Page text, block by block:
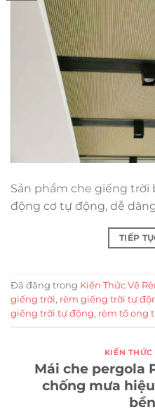
Sản phẩm che giếng
động cơ tự động, dễ
TIẾP
Đã đăng trong Kiến Thức Về
giếng trời, rèm giếng trời tự
giếng trời tự động, rèm tổ ong
KIẾN
Mái che pergola
chống mưa